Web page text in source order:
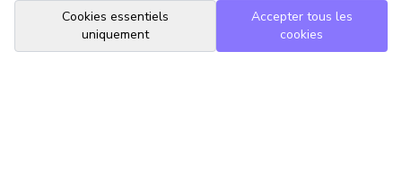
Cookies essentiels
uniquement
Accepter tous les
cookies